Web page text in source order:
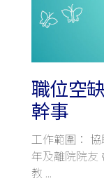
職位空
幹事
工作範圍：
年及離院院友
教